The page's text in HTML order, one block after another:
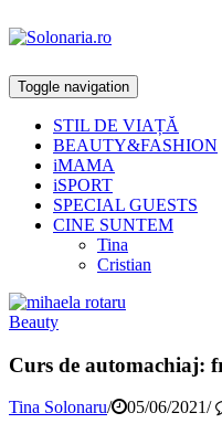
Toggle navigation
STIL DE VIAȚĂ
BEAUTY&FASHION
iMAMA
iSPORT
SPECIAL GUESTS
CINE SUNTEM
Tina
Cristian
Beauty
Curs de automachiaj:
Tina Solonaru/ 05/06/2021/